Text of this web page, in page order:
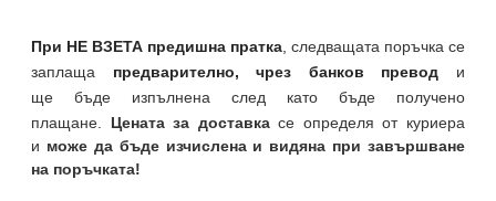
При НЕ ВЗЕТА предишна пратка следващата поръчка се
заплаща предварително, чрез банков превод и
ще бъде изпълнена след като бъде получено
плащане. Цената за доставкасе определя от куриера
и може да бъде изчислена и видяна при завършване
на поръчката!